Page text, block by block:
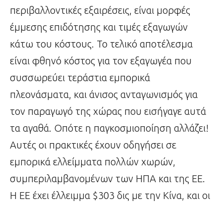
περιβαλλοντικές εξαιρέσεις, είναι μορφές
έμμεσης επιδότησης και τιμές εξαγωγών
κάτω του κόστους. Το τελικό αποτέλεσμα
είναι φθηνό κόστος για τον εξαγωγέα που
συσσωρεύει τεράστια εμπορικά
πλεονάσματα, και άνισος ανταγωνισμός για
τον παραγωγό της χώρας που εισήγαγε αυτά
τα αγαθά. Οπότε η παγκοσμιοποίηση αλλάζει!
Αυτές οι πρακτικές έχουν οδηγήσει σε
εμπορικά ελλείμματα πολλών χωρών,
συμπεριλαμβανομένων των ΗΠΑ και της ΕΕ.
Η ΕΕ έχει έλλειμμα $303 δις με την Κίνα, και οι